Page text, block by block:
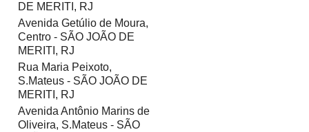
DE MERITI, RJ
Avenida Getúlio de Moura,
Centro - SÃO JOÃO DE
MERITI, RJ
Rua Maria Peixoto,
S.Mateus - SÃO JOÃO DE
MERITI, RJ
Avenida Antônio Marins de
Oliveira, S.Mateus - SÃO